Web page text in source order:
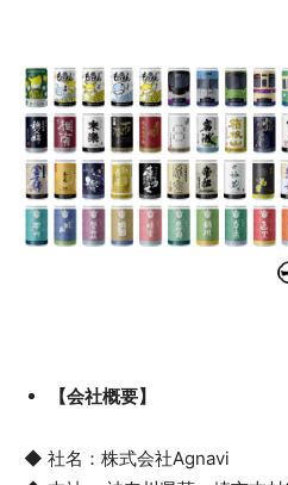
【会社概要】
◆ 社名：株式会社Agnavi